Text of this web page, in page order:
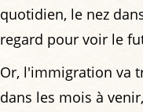
quotidien, le nez
regard pour voir le
Or, l'immigration va
dans les mois à